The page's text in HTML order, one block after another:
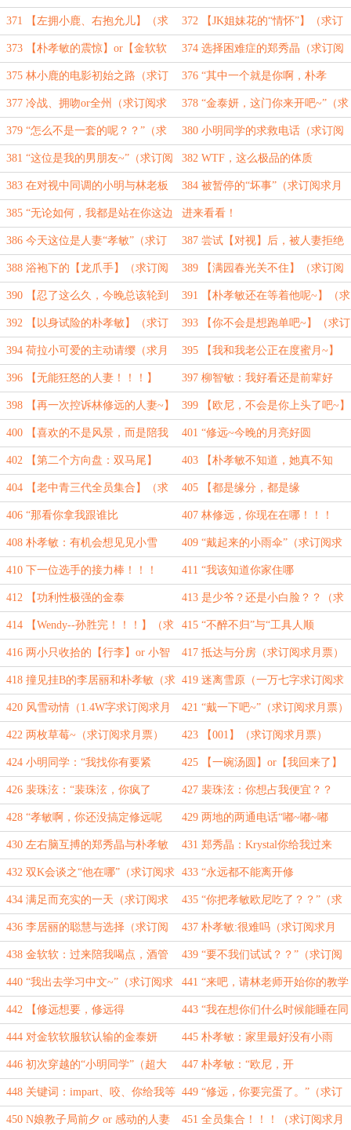
阅） 订阅求月票）
371 【左拥小鹿、右抱允儿】（求
订阅求月票）
372 【JK姐妹花的“情怀”】（求订
阅求月票）
373 【朴孝敏的震惊】or【金软软
的歌手之路】（求订阅求月票）
374 选择困难症的郑秀晶（求订阅
求月票）
375 林小鹿的电影初始之路（求订
阅求月票）
376 “其中一个就是你啊，朴孝
敏！！！”（求订阅求月票）
377 冷战、拥吻or全州（求订阅求
月票）
378 “金泰妍，这门你来开吧~”（求
订阅求月票）
379 “怎么不是一套的呢？？”（求
订阅求月票）
380 小明同学的求救电话（求订阅
求月票）
381 “这位是我的男朋友~”（求订阅
求月票）
382 WTF，这么极品的体质
么？？？（求订阅求月票）
383 在对视中同调的小明与林老板
（求订阅求月票）
384 被暂停的“坏事”（求订阅求月
票）
385 “无论如何，我都是站在你这边
的~”（求订阅求月票）
进来看看！
386 今天这位是人妻“孝敏”（求订
阅求月票）
387 尝试【对视】后，被人妻拒绝
的林某某（求订阅求月票）
388 浴袍下的【龙爪手】（求订阅
求月票）
389 【满园春光关不住】（求订阅
求月票）
390 【忍了这么久，今晚总该轮到
自己了吧】（求订阅求月票）
391 【朴孝敏还在等着他呢~】（求
订阅求月票）
392 【以身试险的朴孝敏】（求订
阅求月票）
393 【你不会是想跑单吧~】（求订
阅求月票）
394 荷拉小可爱的主动请缨（求月
票求订阅）
395 【我和我老公正在度蜜月~】
（求订阅求月票）
396 【无能狂怒的人妻！！！】
（求订阅求月票）
397 柳智敏：我好看还是前辈好
看！！（求订阅求月票）
398 【再一次控诉林修远的人妻~】
（求订阅求月票）
399 【欧尼，不会是你上头了吧~】
（求订阅求月票）
400 【喜欢的不是风景，而是陪我
看风景的你~】（求订阅求月票）
401 “修远~今晚的月亮好圆
啊。”（求订阅求月票）
402 【第二个方向盘：双马尾】
（求订阅求月票）
403 【朴孝敏不知道，她真不知
道！】（求订阅求月票）
404 【老中青三代全员集合】（求
订阅求月票）
405 【都是缘分，都是缘
分！！！】（求订阅求月票）
406 “那看你拿我跟谁比
了！！！”（求订阅求月票）
407 林修远，你现在在哪！！！
（求订阅求月票）
408 朴孝敏：有机会想见见小雪
球！！！（求订阅求月票）
409 “戴起来的小雨伞”（求订阅求
月票）
410 下一位选手的接力棒！！！
（求订阅求月票）
411 “我该知道你家住哪
么？？”（求订阅求月票）
412 【功利性极强的金泰
妍！！！】（求订阅求月票）
413 是少爷？还是小白脸？？（求
订阅求月票）
414 【Wendy--孙胜完！！！】（求
订阅求月票）
415 “不醉不归”与“工具人顺
圭”（求订阅求月票）
416 两小只收拾的【行李】or 小智
妍送的【礼物】（求订阅求月票）
417 抵达与分房（求订阅求月票）
418 撞见挂B的李居丽和朴孝敏（求
订阅求月票）
419 迷离雪原（一万七字求订阅求
月票）
420 风雪动情（1.4W字求订阅求月
票）
421 “戴一下吧~”（求订阅求月票）
422 两枚草莓~（求订阅求月票） 423 【001】（求订阅求月票）
424 小明同学：“我找你有要紧
事！！！”（求订阅求月票）
425 【一碗汤圆】or【我回来了】
（求订阅求月票）
426 裴珠泫：“裴珠泫，你疯了
吗！！！”（求订阅求月票）
427 裴珠泫：你想占我便宜？？
（求订阅求月票）
428 “孝敏啊，你还没搞定修远呢
~”（求订阅求月票）
429 两地的两通电话“嘟~嘟~嘟
~”（求订阅求月票）
430 左右脑互搏的郑秀晶与朴孝敏
（求订阅求月票）
431 郑秀晶：Krystal你给我过来
（求订阅求月票）
432 双K会谈之“他在哪”（求订阅求
月票）
433 “永远都不能离开修
远！！！”（求订阅求月票）
434 满足而充实的一天（求订阅求
月票）
435 “你把孝敏欧尼吃了？？”（求
订阅求月票）
436 李居丽的聪慧与选择（求订阅
求月票）
437 朴孝敏:很难吗（求订阅求月
票）
438 金软软：过来陪我喝点，酒管
够~（求订阅求月票）
439 “要不我们试试？？”（求订阅
求月票）
440 “我出去学习中文~”（求订阅求
月票）
441 “来吧，请林老师开始你的教学
吧。”（求订阅求月票）
442 【修远想要，修远得
到！！！】（求订阅求月票）
443 “我在想你们什么时候能睡在同
一张床上~”（求订阅求月票）
444 对金软软服软认输的金泰妍
（求订阅求月票）
445 朴孝敏：家里最好没有小雨
伞！！！（求订阅求月票）
446 初次穿越的“小明同学”（超大
章高潮求订阅求月票）
447 朴孝敏：“欧尼，开
门！！！”（求订阅求月票）
448 关键词：impart、咬、你给我等
着！！！（求订阅求月票）
449 “修远，你要完蛋了。”（求订
阅求月票）
450 N娘教子局前夕 or 感动的人妻 451 全员集合！！！（求订阅求月